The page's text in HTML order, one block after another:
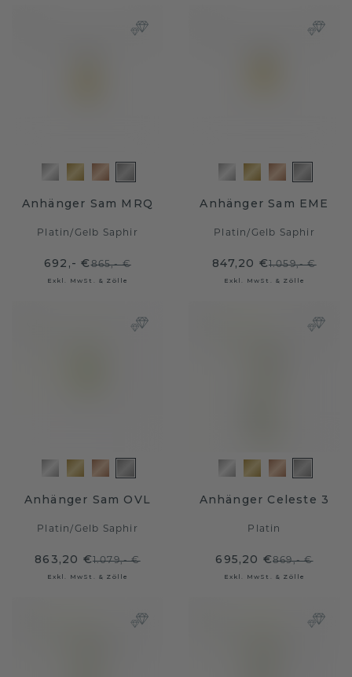
Anhänger Sam MRQ
Platin/Gelb Saphir
692,- €865,- €
Exkl. MwSt. & Zölle
Anhänger Sam EME
Platin/Gelb Saphir
847,20 €1.059,- €
Exkl. MwSt. & Zölle
Anhänger Sam OVL
Platin/Gelb Saphir
863,20 €1.079,- €
Exkl. MwSt. & Zölle
Anhänger Celeste 3
Platin
695,20 €869,- €
Exkl. MwSt. & Zölle